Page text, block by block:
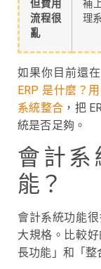
但費用
流程很
亂
補
理
如果你目前還
ERP 是什麼？
系統整合 ，把
統是否足夠。
會計系
能？
會計系統功能
大規格。比較
長功能」和「整